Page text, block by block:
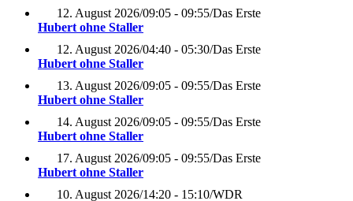
12. August 2026/09:05 - 09:55/Das Erste
Hubert ohne Staller
12. August 2026/04:40 - 05:30/Das Erste
Hubert ohne Staller
13. August 2026/09:05 - 09:55/Das Erste
Hubert ohne Staller
14. August 2026/09:05 - 09:55/Das Erste
Hubert ohne Staller
17. August 2026/09:05 - 09:55/Das Erste
Hubert ohne Staller
10. August 2026/14:20 - 15:10/WDR